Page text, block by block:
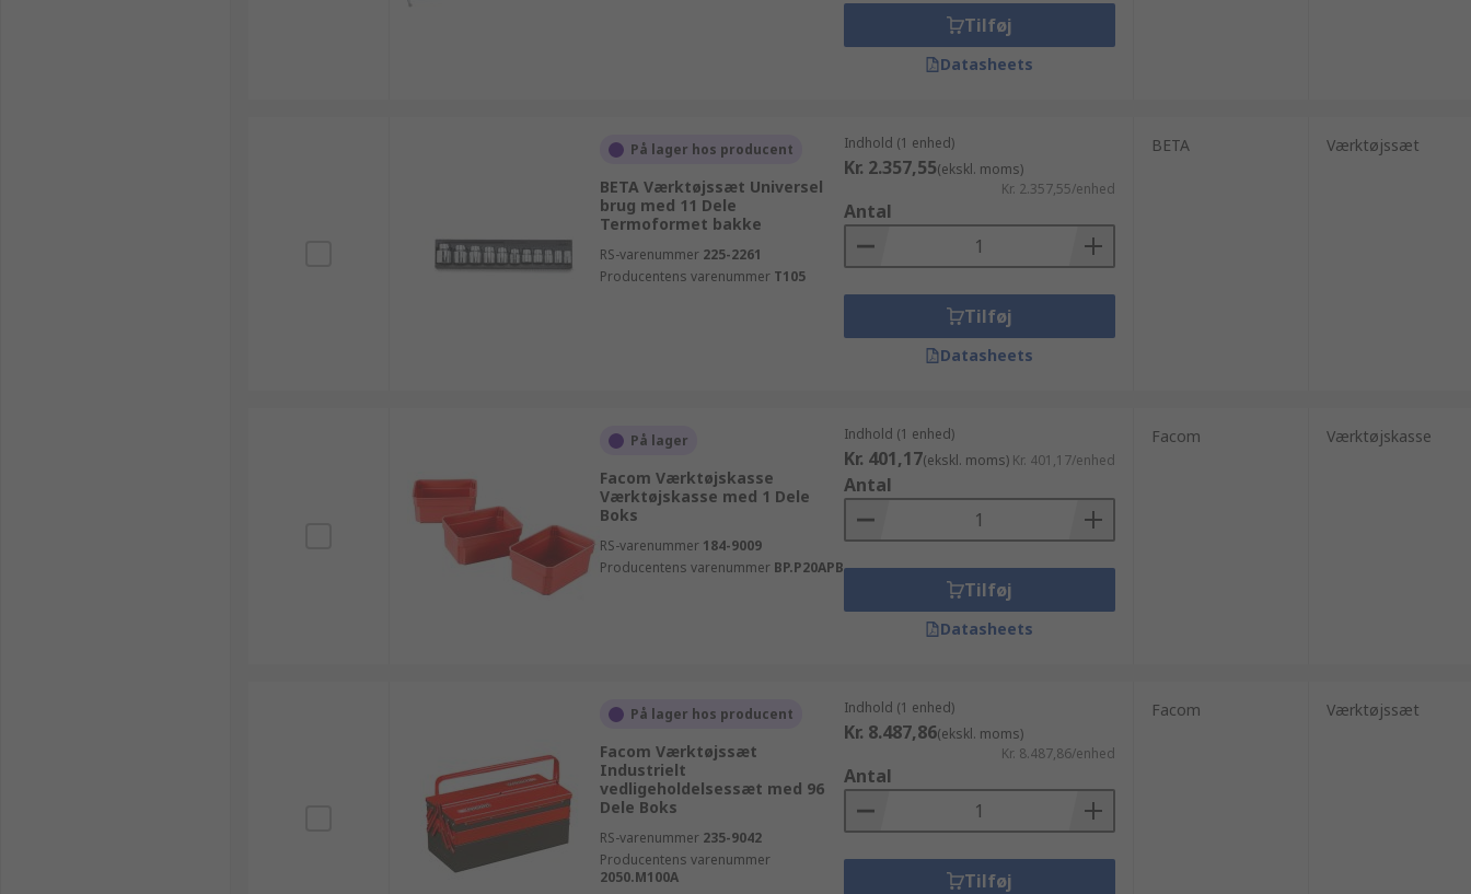
Tilføj
Datasheets
På lager hos producent
BETA Værktøjssæt Universel
brug med 11 Dele
Termoformet bakke
RS-varenummer 225-2261
Producentens varenummer T105
Indhold (1 enhed)
Kr. 2.357,55(ekskl. moms)
Kr. 2.357,55/enhed
Antal
Tilføj
Datasheets
BETA Værktøjssæt
På lager
Facom Værktøjskasse
Værktøjskasse med 1 Dele
Boks
RS-varenummer 184-9009
Producentens varenummer BP.P20APB
Indhold (1 enhed)
Kr. 401,17(ekskl. moms) Kr. 401,17/enhed
Antal
Tilføj
Datasheets
Facom Værktøjskasse
På lager hos producent
Facom Værktøjssæt
Industrielt
vedligeholdelsessæt med 96
Dele Boks
RS-varenummer 235-9042
Producentens varenummer
2050.M100A
Indhold (1 enhed)
Kr. 8.487,86(ekskl. moms)
Kr. 8.487,86/enhed
Antal
Tilføj
Facom Værktøjssæt